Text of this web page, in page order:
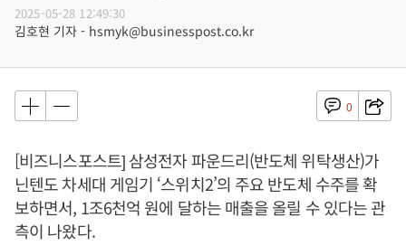
2025-05-28 12:49:30
김호현 기자 - hsmyk@businesspost.co.kr
0
[비즈니스포스트] 삼성전자 파운드리(반도체 위탁생산)가
닌텐도 차세대 게임기 ‘스위치2’의 주요 반도체 수주를 확
보하면서, 1조6천억 원에 달하는 매출을 올릴 수 있다는 관
측이 나왔다.